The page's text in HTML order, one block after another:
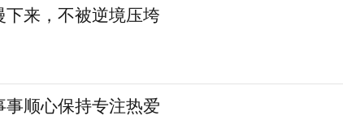
来，不被逆境压垮
顺心保持专注热爱